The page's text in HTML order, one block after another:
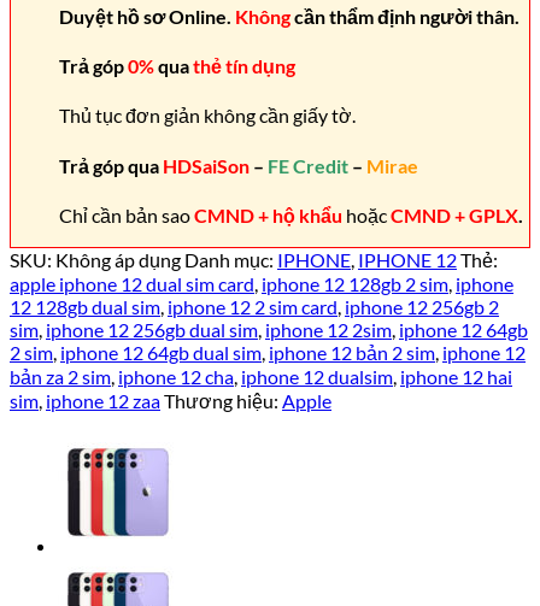
Duyệt hồ sơ Online. Khôngcần thẩm định người thân.
Trả góp0%quathẻ tín dụng
Thủ tục đơn giản không cần giấy tờ.
Trả góp qua HDSaiSon – FE Credit – Mirae
Chỉ cần bản saoCMND + hộ khẩu hoặcCMND + GPLX.
SKU: Không áp dụng Danh mục: IPHONE, IPHONE 12Thẻ:
apple iphone 12 dual sim card, iphone 12 128gb 2 sim, iphone
12 128gb dual sim, iphone 12 2 sim card, iphone 12 256gb 2
sim, iphone 12 256gb dual sim, iphone 12 2sim, iphone 12 64gb
2 sim, iphone 12 64gb dual sim, iphone 12 bản 2 sim, iphone 12
bản za 2 sim, iphone 12 cha, iphone 12 dualsim, iphone 12 hai
sim, iphone 12 zaaThương hiệu: Apple